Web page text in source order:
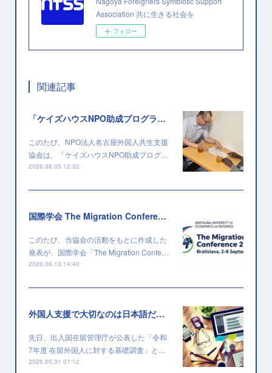
Association 共に生きる社会を
フォロー
関連記事
「ケイズハウスNPO助成プログラム」に採択されました
このたび、NPO法人名古屋外国人共生支援
協会は、「ケイズハウスNPO助成プログ…
2026.08.05 12:32
国際学会 The Migration Conference 2026 に採択されました
このたび、当協会の活動をもとに作成した
発表が、国際学会「The Migration Confe…
2026.06.13 14:40
外国人支援で大切なのは日本語だけではない
先日、出入国在留管理庁が公表した「令和
7年度 在留外国人に対する基礎調査」と…
2026.05.31 07:12